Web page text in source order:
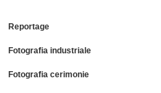
Reportage
Fotografia industriale
Fotografia cerimonie